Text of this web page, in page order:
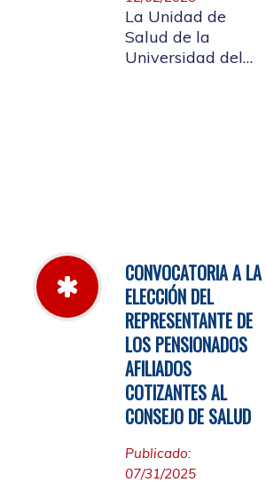
de Rendición de
Cuentas año 2025
La Unidad de
Salud de la
Universidad del
CONVOCATORIA A LA
ELECCIÓN DEL
REPRESENTANTE DE
LOS PENSIONADOS
AFILIADOS
COTIZANTES AL
CONSEJO DE SALUD
Publicado:
07/31/2025